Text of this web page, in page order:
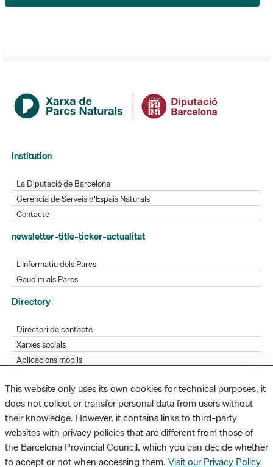
Institution
La Diputació de Barcelona
Gerència de Serveis d'Espais Naturals
Contacte
newsletter-title-ticker-actualitat
L'Informatiu dels Parcs
Gaudim als Parcs
Directory
Directori de contacte
Xarxes socials
Aplicacions mòbils
Opineu sobre els parcs
MAPA WEB AVÍS LEGAL ACCESSIBILITAT
This website only uses its own cookies for technical purposes, it
does not collect or transfer personal data from users without
their knowledge. However, it contains links to third-party
websites with privacy policies that are different from those of
the Barcelona Provincial Council, which you can decide whether
to accept or not when accessing them. Visit our Privacy Policy